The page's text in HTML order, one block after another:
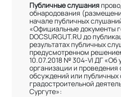
Публичные слушания
обнародования
начале публичных
«Официальные документы
DOCSURGUT.RU до
результатах публичных
предусмотренном
10.07.2018 № 304-VI ДГ «Об
организации и
обсуждений или
градостроительной
Сургуте»: